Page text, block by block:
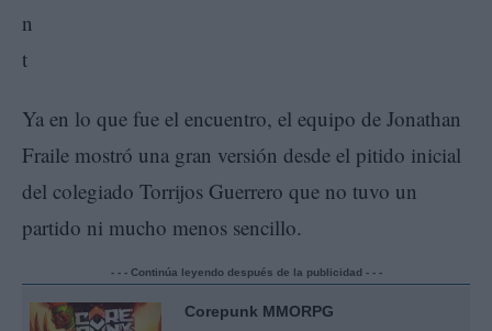
Ya en lo que fue el encuentro, el equipo de Jonathan
Fraile mostró una gran versión desde el pitido inicial
del colegiado Torrijos Guerrero que no tuvo un
partido ni mucho menos sencillo.
- - - Continúa leyendo después de la publicidad - - -
Corepunk MMORPG